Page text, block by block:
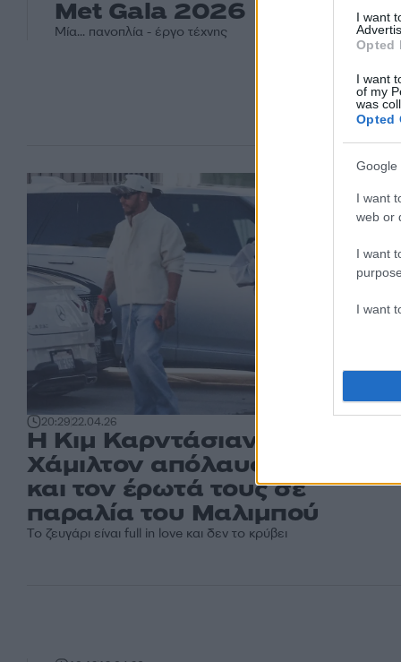
I want
Opted
I want
of my
was
Opted
Google
I want
web or
I want
I want
Met Gala 2026
Μία... πανοπλία - έργο τέχνης
20:2922.04.26
Η Κιμ Καρντάσιαν και ο Λουίς
Χάμιλτον απόλαυσαν βουτιές
και τον έρωτά τους σε
παραλία του Μαλιμπού
Το ζευγάρι είναι full in love και δεν το κρύβει